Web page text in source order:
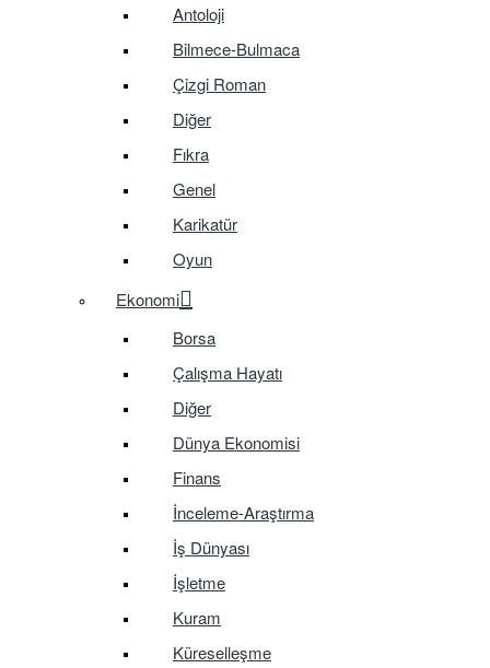
Antoloji
Bilmece-Bulmaca
Çizgi Roman
Diğer
Fıkra
Genel
Karikatür
Oyun
Ekonomi
Borsa
Çalışma Hayatı
Diğer
Dünya Ekonomisi
Finans
İnceleme-Araştırma
İş Dünyası
İşletme
Kuram
Küreselleşme